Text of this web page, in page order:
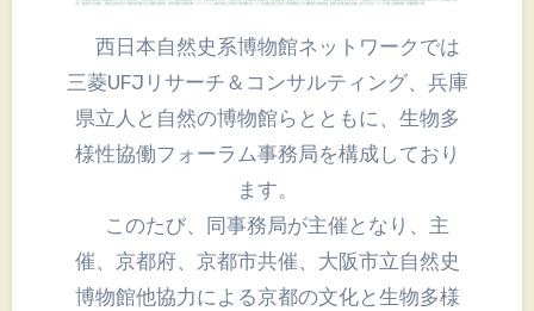
西日本自然史系博物館ネットワークでは
三菱UFJリサーチ＆コンサルティング、兵庫
県立人と自然の博物館らとともに、生物多
様性協働フォーラム事務局を構成しており
ます。
このたび、同事務局が主催となり、主
催、京都府、京都市共催、大阪市立自然史
博物館他協力による京都の文化と生物多様